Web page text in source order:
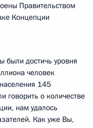
Правительством
Концепции
достичь уровня
человек
145
говорить о количестве
нам удалось
Как уже Вы,